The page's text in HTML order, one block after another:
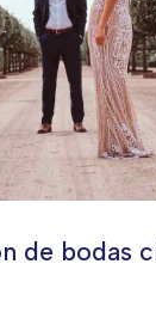
de bodas